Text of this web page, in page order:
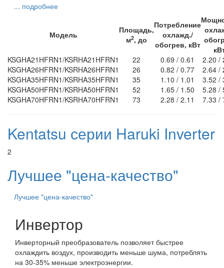
... подробнее
Модель
Площадь,
м2, до
Потребление
охлажд./
обогрев, кВт
KSGHA21HFRN1/KSRHA21HFRN1
22 0.69 / 0.61
2.20 /
KSGHA26HFRN1/KSRHA26HFRN1
26 0.82 / 0.77
2.64 /
KSGHA35HFRN1/KSRHA35HFRN1
35 1.10 / 1.01
3.52 /
KSGHA50HFRN1/KSRHA50HFRN1
52 1.65 / 1.50
5.28 /
KSGHA70HFRN1/KSRHA70HFRN1
73 2.28 / 2.11 7.33 /
Kentatsu серии Haruki Inverter
2
Лучшее "цена-качество"
Лучшее "цена-качество"
Инвертор
Инверторный преобразователь позволяет быстрее
охлаждить воздух, производить меньше шума, потреблять
на 30-35% меньше электроэнергии.